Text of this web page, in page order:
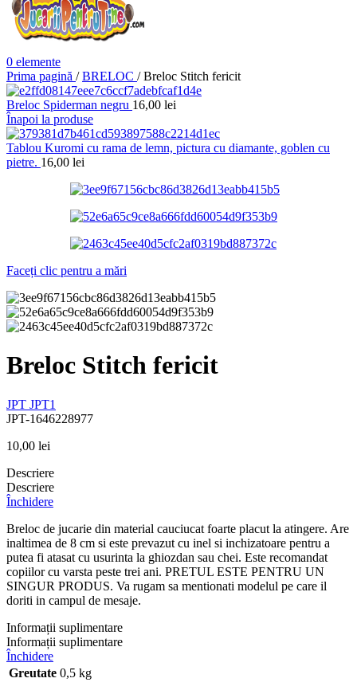
0 elemente
Prima pagină / BRELOC / Breloc Stitch fericit
Breloc Spiderman negru 16,00 lei
Înapoi la produse
Tablou Kuromi cu rama de lemn, pictura cu diamante, goblen cu
pietre. 16,00 lei
Faceți clic pentru a mări
Breloc Stitch fericit
JPT JPT1
JPT-1646228977
10,00 lei
Descriere
Descriere
Închidere
Breloc de jucarie din material cauciucat foarte placut la atingere. Are
inaltimea de 8 cm si este prevazut cu inel si inchizatoare pentru a
putea fi atasat cu usurinta la ghiozdan sau chei. Este recomandat
copiilor cu varsta peste trei ani. PRETUL ESTE PENTRU UN
SINGUR PRODUS. Va rugam sa mentionati modelul pe care il
doriti in campul de mesaje.
Informații suplimentare
Informații suplimentare
Închidere
Greutate 0,5 kg